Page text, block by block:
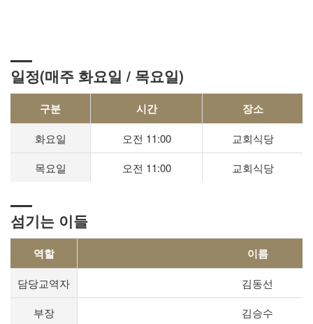
일정(매주 화요일 / 목요일)
구분 시간 장소
화요일 오전 11:00
교회식당
목요일
오전 11:00 교회식당
섬기는 이들
역할 이름
담당교역자
김동선
부장
김승수